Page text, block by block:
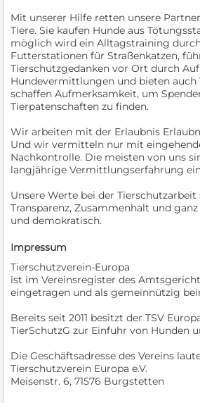
Mit unserer Hilfe retten unsere
Tiere. Sie kaufen Hunde aus
möglich wird ein Alltagstraining
Futterstationen für Straßenkatzen,
Tierschutzgedanken vor Ort durch
Hundevermittlungen und bieten
schaffen Aufmerksamkeit, um
Tierpatenschaften zu finden.
Wir arbeiten mit der Erlaubnis
Und wir vermitteln nur mit
Nachkontrolle. Die meisten von uns
langjährige Vermittlungserfahrung
Unsere Werte bei der
Transparenz, Zusammenhalt und
und demokratisch.
Impressum
Tierschutzverein-Europa
ist im Vereinsregister des
eingetragen und als gemeinnützig
Bereits seit 2011 besitzt der TSV
TierSchutzG zur Einfuhr von Hunden
Die Geschäftsadresse des Vereins
Tierschutzverein Europa e.V.
Meisenstr. 6, 71576 Burgstetten